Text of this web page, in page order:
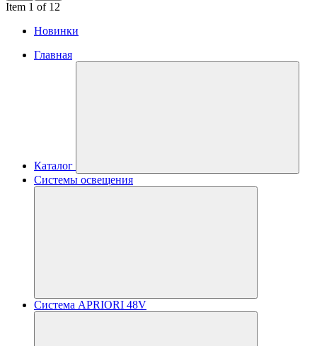
Item 1 of 12
Новинки
Главная
Каталог
Системы освещения
Система APRIORI 48V